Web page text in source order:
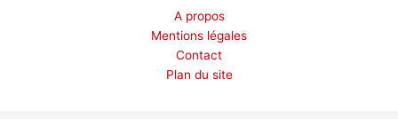
A propos
Mentions légales
Contact
Plan du site